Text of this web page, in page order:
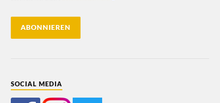
SOCIAL MEDIA